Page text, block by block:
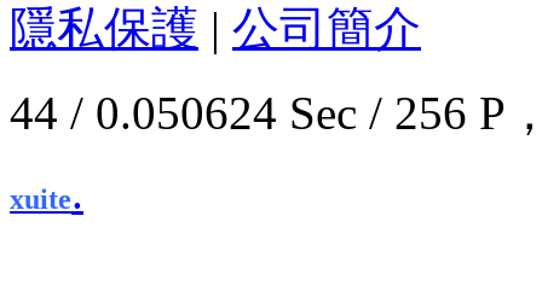
隱私保護 | 公司簡介
44 / 0.050624 Sec / 256
xuite.